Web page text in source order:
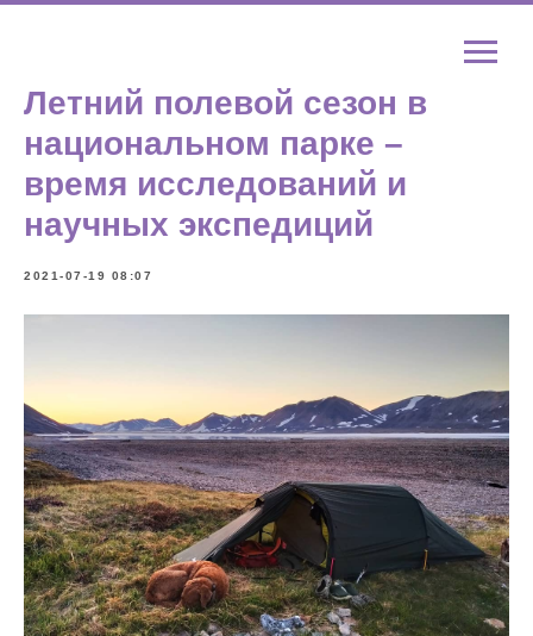
Летний полевой сезон в
национальном парке –
время исследований и
научных экспедиций
2021-07-19 08:07